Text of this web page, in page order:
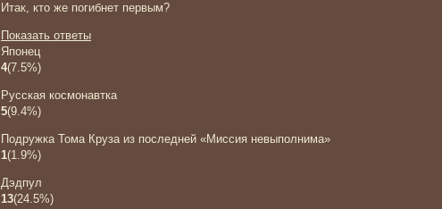
Итак, кто же погибнет первым?
Показать ответы
Японец
4(7.5%)
Русская космонавтка
5(9.4%)
Подружка Тома Круза из последней «Миссия невыполнима»
1(1.9%)
Дэдпул
13(24.5%)